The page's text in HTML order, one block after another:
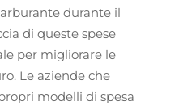
durante il
di queste spese
per migliorare le
Le aziende che
modelli di spesa